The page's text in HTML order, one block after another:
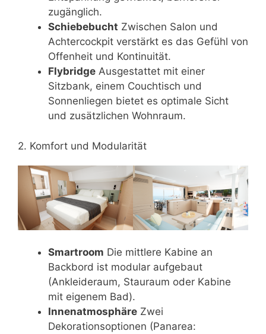
zugänglich.
Schiebebucht Zwischen Salon und
Achtercockpit verstärkt es das Gefühl von
Offenheit und Kontinuität.
Flybridge Ausgestattet mit einer
Sitzbank, einem Couchtisch und
Sonnenliegen bietet es optimale Sicht
und zusätzlichen Wohnraum.
2. Komfort und Modularität
Smartroom Die mittlere Kabine an
Backbord ist modular aufgebaut
(Ankleideraum, Stauraum oder Kabine
mit eigenem Bad).
Innenatmosphäre Zwei
Dekorationsoptionen (Panarea: